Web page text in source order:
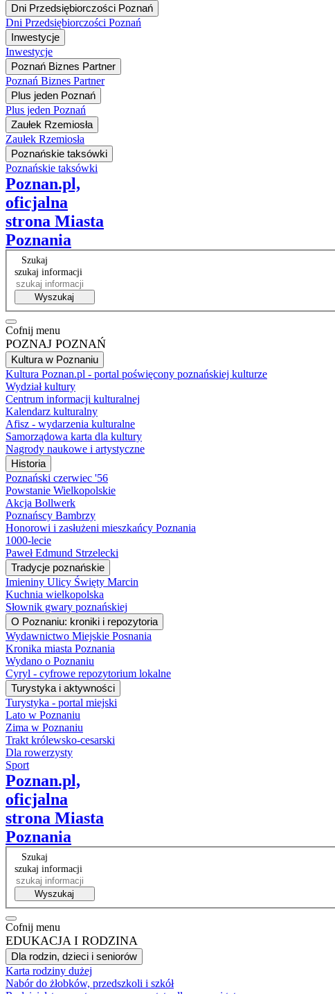
Dni Przedsiębiorczości Poznań
Dni Przedsiębiorczości Poznań
Inwestycje
Inwestycje
Poznań Biznes Partner
Poznań Biznes Partner
Plus jeden Poznań
Plus jeden Poznań
Zaułek Rzemiosła
Zaułek Rzemiosła
Poznańskie taksówki
Poznańskie taksówki
Poznan.pl,
oficjalna
strona Miasta
Poznania
Szukaj
szukaj informacji
Wyszukaj
Cofnij menu
POZNAJ POZNAŃ
Kultura w Poznaniu
Kultura Poznan.pl - portal poświęcony poznańskiej kulturze
Wydział kultury
Centrum informacji kulturalnej
Kalendarz kulturalny
Afisz - wydarzenia kulturalne
Samorządowa karta dla kultury
Nagrody naukowe i artystyczne
Historia
Poznański czerwiec '56
Powstanie Wielkopolskie
Akcja Bollwerk
Poznańscy Bambrzy
Honorowi i zasłużeni mieszkańcy Poznania
1000-lecie
Paweł Edmund Strzelecki
Tradycje poznańskie
Imieniny Ulicy Święty Marcin
Kuchnia wielkopolska
Słownik gwary poznańskiej
O Poznaniu: kroniki i repozytoria
Wydawnictwo Miejskie Posnania
Kronika miasta Poznania
Wydano o Poznaniu
Cyryl - cyfrowe repozytorium lokalne
Turystyka i aktywności
Turystyka - portal miejski
Lato w Poznaniu
Zima w Poznaniu
Trakt królewsko-cesarski
Dla rowerzysty
Sport
Poznan.pl,
oficjalna
strona Miasta
Poznania
Szukaj
szukaj informacji
Wyszukaj
Cofnij menu
EDUKACJA I RODZINA
Dla rodzin, dzieci i seniorów
Karta rodziny dużej
Nabór do żłobków, przedszkoli i szkół